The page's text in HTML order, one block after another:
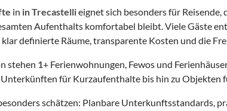
in in Trecastellieignet sich besonders für
Aufenthalts komfortabel bleibt. Viele Gäste
klar definierte Räume, transparente Kosten und die
stehen 1+ Ferienwohnungen, Fewos und
für Kurzaufenthalte bis hin zu Objekten
schätzen: Planbare Unterkunftsstandards,